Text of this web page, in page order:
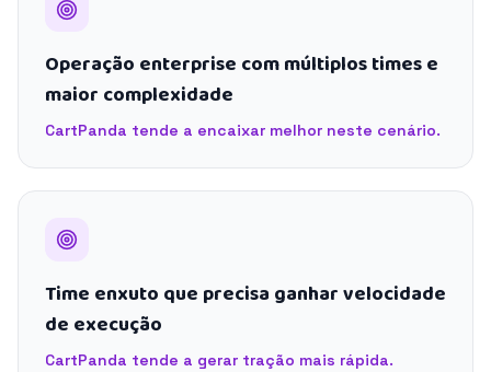
Operação enterprise com múltiplos times e
maior complexidade
CartPanda tende a encaixar melhor neste cenário.
Time enxuto que precisa ganhar velocidade
de execução
CartPanda tende a gerar tração mais rápida.